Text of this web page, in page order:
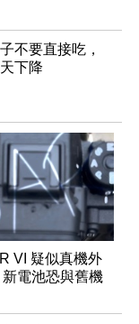
不要直接吃，
下降
VI 疑似真機外
電池恐與舊機